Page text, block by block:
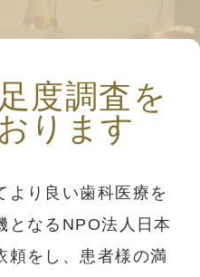
度調査を
ります
より良い歯科医療を
となるNPO法人日本
頼をし、患者様の満